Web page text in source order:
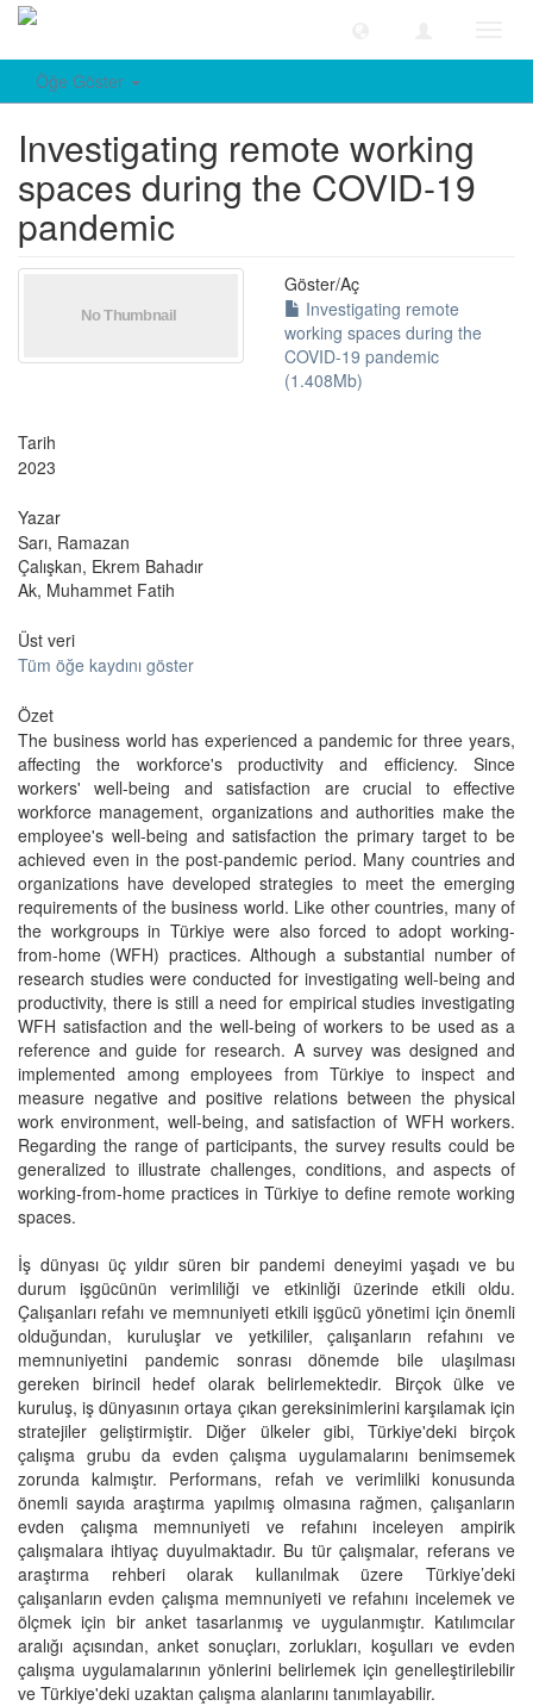
Öğe Göster
Investigating remote working
spaces during the COVID-19
pandemic
Göster/Aç
Investigating remote
working spaces during the
COVID-19 pandemic
(1.408Mb)
Tarih
2023
Yazar
Sarı, Ramazan
Çalışkan, Ekrem Bahadır
Ak, Muhammet Fatih
Üst veri
Tüm öğe kaydını göster
Özet
The business world has experienced a pandemic for three years,
affecting the workforce's productivity and efficiency. Since
workers' well-being and satisfaction are crucial to effective
workforce management, organizations and authorities make the
employee's well-being and satisfaction the primary target to be
achieved even in the post-pandemic period. Many countries and
organizations have developed strategies to meet the emerging
requirements of the business world. Like other countries, many of
the workgroups in Türkiye were also forced to adopt working-
from-home (WFH) practices. Although a substantial number of
research studies were conducted for investigating well-being and
productivity, there is still a need for empirical studies investigating
WFH satisfaction and the well-being of workers to be used as a
reference and guide for research. A survey was designed and
implemented among employees from Türkiye to inspect and
measure negative and positive relations between the physical
work environment, well-being, and satisfaction of WFH workers.
Regarding the range of participants, the survey results could be
generalized to illustrate challenges, conditions, and aspects of
working-from-home practices in Türkiye to define remote working
spaces.
İş dünyası üç yıldır süren bir pandemi deneyimi yaşadı ve bu
durum işgücünün verimliliği ve etkinliği üzerinde etkili oldu.
Çalışanları refahı ve memnuniyeti etkili işgücü yönetimi için önemli
olduğundan, kuruluşlar ve yetkililer, çalışanların refahını ve
memnuniyetini pandemic sonrası dönemde bile ulaşılması
gereken birincil hedef olarak belirlemektedir. Birçok ülke ve
kuruluş, iş dünyasının ortaya çıkan gereksinimlerini karşılamak için
stratejiler geliştirmiştir. Diğer ülkeler gibi, Türkiye'deki birçok
çalışma grubu da evden çalışma uygulamalarını benimsemek
zorunda kalmıştır. Performans, refah ve verimlilki konusunda
önemli sayıda araştırma yapılmış olmasına rağmen, çalışanların
evden çalışma memnuniyeti ve refahını inceleyen ampirik
çalışmalara ihtiyaç duyulmaktadır. Bu tür çalışmalar, referans ve
araştırma rehberi olarak kullanılmak üzere Türkiye’deki
çalışanların evden çalışma memnuniyeti ve refahını incelemek ve
ölçmek için bir anket tasarlanmış ve uygulanmıştır. Katılımcılar
aralığı açısından, anket sonuçları, zorlukları, koşulları ve evden
çalışma uygulamalarının yönlerini belirlemek için genelleştirilebilir
ve Türkiye'deki uzaktan çalışma alanlarını tanımlayabilir.